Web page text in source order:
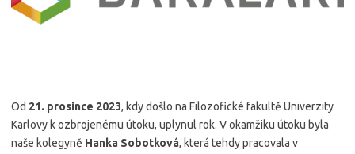
Od 21. prosince 2023, kdy došlo na Filozofické fakultě Univerzity
Karlovy k ozbrojenému útoku, uplynul rok. V okamžiku útoku byla
naše kolegyně Hanka Sobotková, která tehdy pracovala v